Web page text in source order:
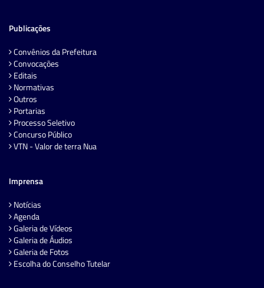
Publicações
Convênios da Prefeitura
Convocações
Editais
Normativas
Outros
Portarias
Processo Seletivo
Concurso Público
VTN - Valor de terra Nua
Imprensa
Notícias
Agenda
Galeria de Vídeos
Galeria de Áudios
Galeria de Fotos
Escolha do Conselho Tutelar